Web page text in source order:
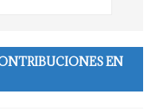
EN